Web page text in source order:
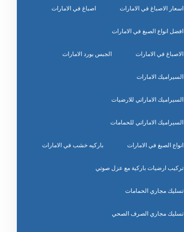
اسعار الاصباغ في الامارات اصباغ في الامارات
افضل انواع الصبغ في الامارات
الاصباغ في الامارات الجبس بورد الامارات
السيراميك الامارات
السيراميك الاماراتي للارضيات
السيراميك الاماراتي للحمامات
انواع الصبغ في الامارات باركيه خشب في الامارات
تركيب ارضيات باركية مع عزل صوتي
تسليك مجاري الحمامات
تسليك مجاري الصرف الصحي